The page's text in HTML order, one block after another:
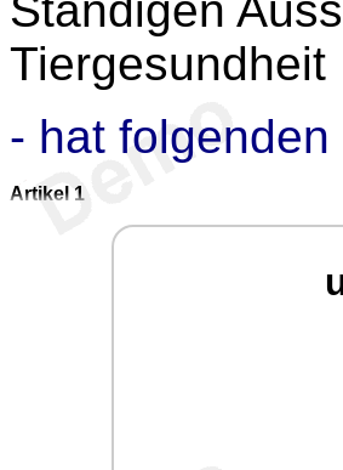
Tiergesundheit
- hat
Artikel 1